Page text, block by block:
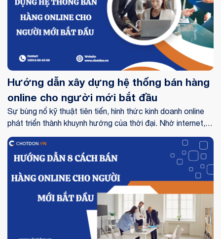
Hướng dẫn xây dựng hệ thống bán hàng
online cho người mới bắt đầu
Sự bùng nổ kỹ thuật tiên tiến, hình thức kinh doanh online
phát triển thành khuynh hướng của thời đại. Nhờ internet,
bạn có thể xây dựng cho bản thân mình một hệ thống bán
hàng online. Cùng Chốt Đơn tìm hiểu cách thức xây dựng
hệ thống bán hàng online ngay nhé!